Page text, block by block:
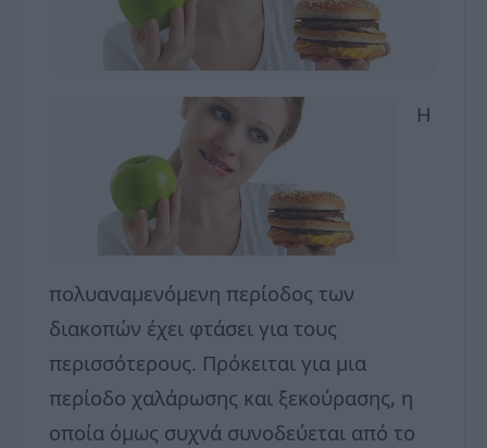
Η
πολυαναμενόμενη περίοδος των
διακοπών έχει φτάσει για τους
περισσότερους. Πρόκειται για μια
περίοδο χαλάρωσης και ξεκούρασης, η
οποία όμως συχνά συνοδεύεται από το